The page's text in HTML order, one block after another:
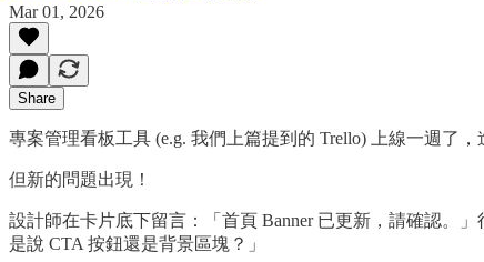
Mar 01, 2026
Share
專案管理看板工具 (e.g. 我們上篇提到的 Trello) 上線一週了
但新的問題出現！
設計師在卡片底下留言：「首頁 Banner 已更新，請確認。
是說 CTA 按鈕還是背景區塊？」